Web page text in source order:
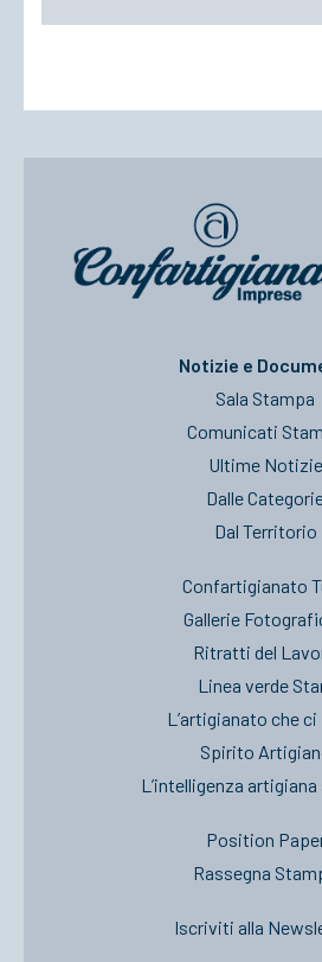
Notizie e
Sala Stampa
Comunicati
Ultime Notizie
Dalle
Dal Territorio
Confartigianato
Gallerie
Ritratti del
Linea verde
L’artigianato che
Spirito
L’intelligenza artigiana
Position
Rassegna
Iscriviti alla